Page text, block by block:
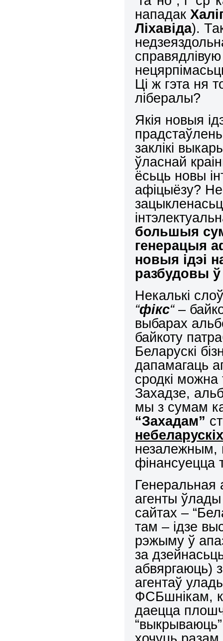
нападак
Ліхавіда).
Ці ж гэта ня
лібералы?
Якія новыя
заклікі
ўласнай
ёсьць новы
афіцыёзу?
большыя
генерацыя
новыя ідэі
разбудовы
Некалькі
“фікс“–
выбарах
байкоту
Беларускі
дапамагаць
сродкі можна
Захадзе,
мы з сумам
“Захадам”
незалежным,
фінансуецца
Генеральная
агенты ўлады
сайтах –
там – ідзе
рэжыму ў
за
абвяргаюць)
агентаў
ФСБшнікам,
даецца